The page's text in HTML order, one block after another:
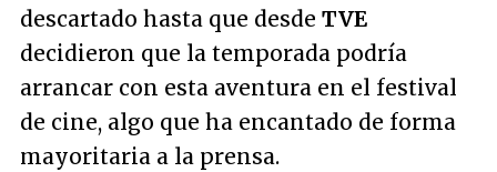
descartado hasta que desde TVE
decidieron que la temporada podría
arrancar con esta aventura en el festival
de cine, algo que ha encantado de forma
mayoritaria a la prensa.